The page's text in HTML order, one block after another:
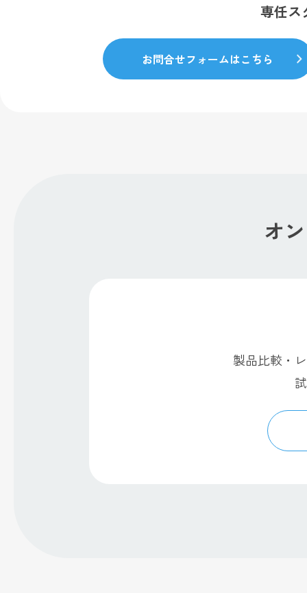
専任ス
お問合せフォームはこちら
オ
製品比較・